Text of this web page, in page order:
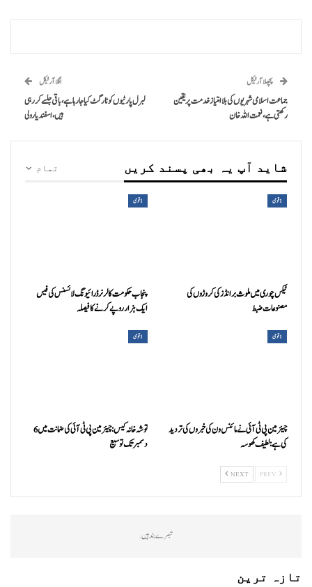
پچھلا آرٹیکل
جماعت اسلامی شہریوں کی بلا امتیاز خدمت پر یقین
رکھتی ہے، نعمت اللہ خان
اگلا آرٹیکل
لبرل پارٹیوں کو ٹارگٹ کیا جا رہا ہے، باقی جلسے کر رہی
ہیں،اسفندیارولی
تمام شاید آپ یہ بھی پسند کریں
1 قومی
ٹیکس چوری میں ملوث برانڈز کی کروڑوں کی
مصنوعات ضبط
1 قومی
پنجاب حکومت کا لرنر ڈرائیونگ لائسنس کی فیس
ایک ہزار روپے کرنے کا فیصلہ
1 قومی
چیئرمین پی ٹی آئی نے مائنس ون کی خبروں کی تردید
کی ہے: لطیف کھوسہ
1 قومی
توشہ خانہ کیس: چیئرمین پی ٹی آئی کی ضمانت میں 6
دسمبر تک توسیع
NEXT
تبصرے بند ہیں.
تازہ ترین